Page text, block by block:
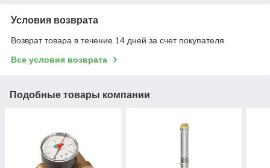
Условия возврата
Возврат товара в течение 14 дней за счет покупателя
Все условия возврата
Подобные товары компании